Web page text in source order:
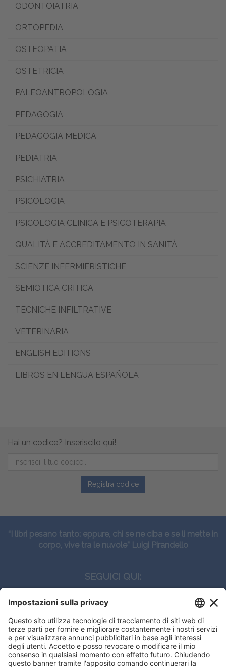
ODONTOIATRIA
ORTOPEDIA
OSTEOPATIA
OSTETRICIA
PALEOANTROPOLOGIA
PEDAGOGIA
PEDAGOGIA MEDICA
PEDIATRIA
PSICHIATRIA
PSICOLOGIA
PSICOLOGIA CLINICA E PSICOTERAPIA
QUALITÀ E ACCREDITAMENTO IN SANITÀ
SCIENZE INFERMIERISTICHE
SEMIOTICA CRITICA
TECNICHE INFILTRATIVE
VETERINARIA
ENGLISH EDITIONS
LIBROS EN LENGUA ESPAÑOLA
Hai un codice? Inseriscilo qui!
Registra codice
“I libri pesano tanto: eppure, chi se ne ciba e se li mette in
corpo, vive tra le nuvole” Luigi Pirandello
SEGUICI QUI:
CONTATTI
Edi.Ermes srl
Viale E. Forlanini, 21 - 20134, Milano